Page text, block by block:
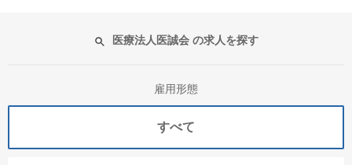
医療法人医誠会 の求人を探す
雇用形態
すべて